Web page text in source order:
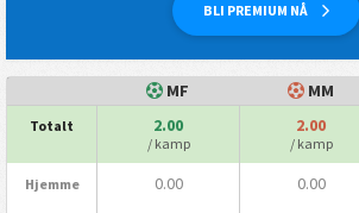
BLI PREMIUM NÅ
MF MM
Totalt 2.00
/ kamp
2.00
/ kamp
Hjemme 0.00 0.00